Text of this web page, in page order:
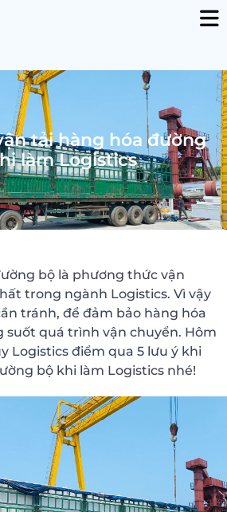
tải hàng hóa đường
làm Logistics
bộ là phương thức vận
trong ngành Logistics. Vì vậy
tránh, để đảm bảo hàng hóa
suốt quá trình vận chuyển. Hôm
Logistics điểm qua 5 lưu ý khi
bộ khi làm Logistics nhé!